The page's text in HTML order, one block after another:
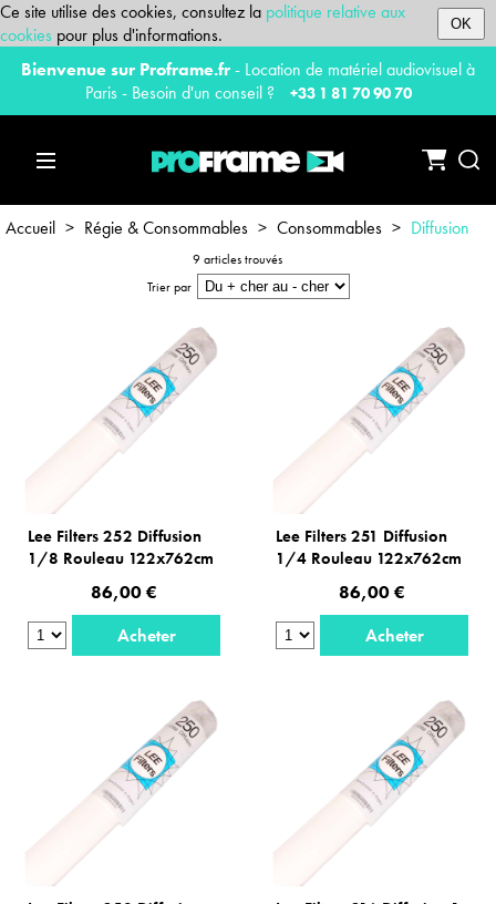
Ce site utilise des cookies, consultez la politique relative aux
cookies pour plus d'informations. OK
Bienvenue sur Proframe.fr- Location de matériel audiovisuel à
Paris - Besoin d'un conseil ?
+33 1 81 70 90 70
Accueil > Régie & Consommables > Consommables > Diffusion
9 articles trouvés
Trier par
Lee Filters 252 Diffusion
1/8 Rouleau 122x762cm
86,00 €
Acheter
Lee Filters 251 Diffusion
1/4 Rouleau 122x762cm
86,00 €
Acheter